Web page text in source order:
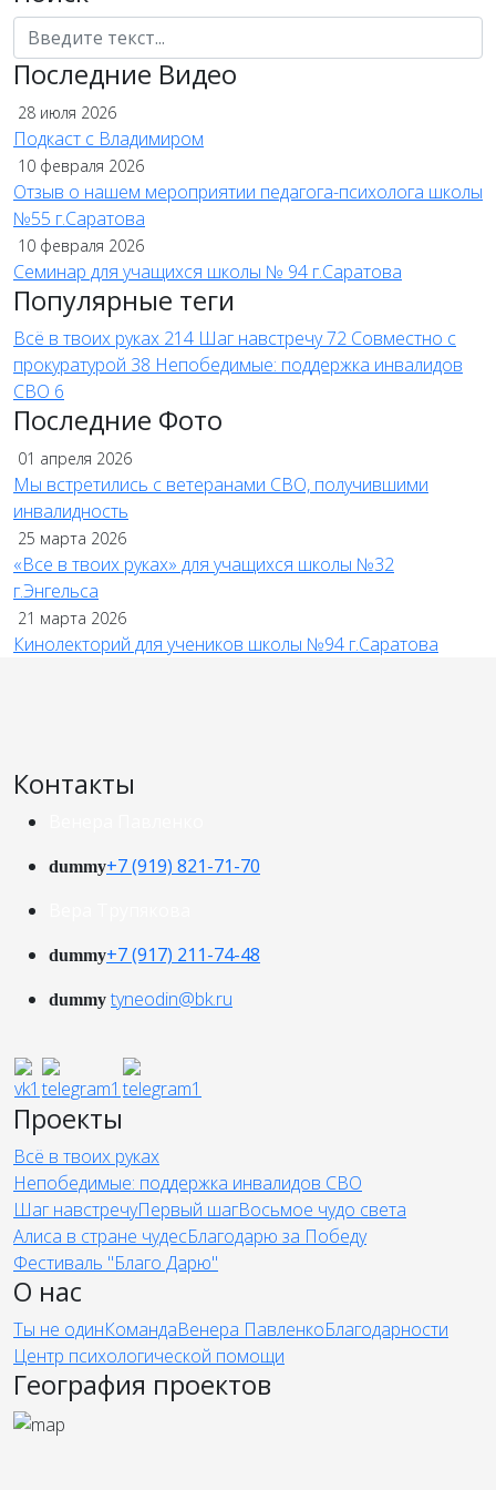
Поиск
Последние Видео
28 июля 2026
Подкаст с Владимиром
10 февраля 2026
Отзыв о нашем мероприятии педагога-психолога школы
№55 г.Саратова
10 февраля 2026
Семинар для учащихся школы № 94 г.Саратова
Популярные теги
Всё в твоих руках 214 Шаг навстречу72 Совместно с
прокуратурой 38 Непобедимые: поддержка инвалидов
СВО 6
Последние Фото
01 апреля 2026
Мы встретились с ветеранами СВО, получившими
инвалидность
25 марта 2026
«Все в твоих руках» для учащихся школы №32
г.Энгельса
21 марта 2026
Кинолекторий для учеников школы №94 г.Саратова
Контакты
dummy+7 (919) 821-71-70
dummy+7 (917) 211-74-48
dummy tyneodin@bk.ru
Проекты
Всё в твоих руках
Непобедимые: поддержка инвалидов СВО
Шаг навстречуПервый шагВосьмое чудо света
Алиса в стране чудесБлагодарю за Победу
Фестиваль "Благо Дарю"
О нас
Ты не одинКомандаВенера ПавленкоБлагодарности
Центр психологической помощи
География проектов